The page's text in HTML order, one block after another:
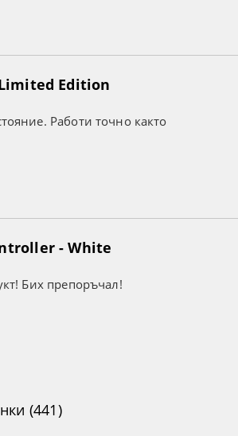
Edition
Работи точно както
- White
Бих препоръчал!
(441)